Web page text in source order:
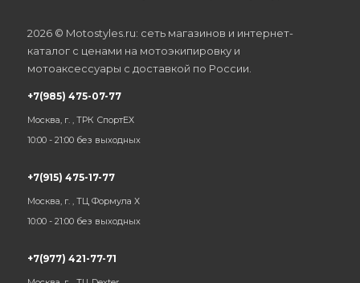
2026 © Motostyles.ru: сеть магазинов и интернет-
каталог с ценами на мотоэкипировку и
мотоаксессуары с доставкой по России.
+7(985) 475-07-77
Москва, г. , ТРК СпортЕХ
10:00 - 21:00 без выходных
+7(915) 475-17-77
Москва, г. , ТЦ Формула Х
10:00 - 21:00 без выходных
+7(977) 421-77-71